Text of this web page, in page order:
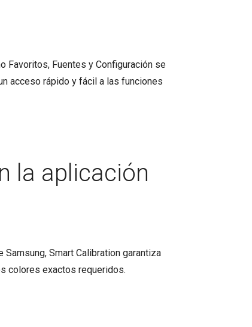
Favoritos, Fuentes y Configuración se
acceso rápido y fácil a las funciones
la aplicación
Smart Calibration garantiza
colores exactos requeridos.